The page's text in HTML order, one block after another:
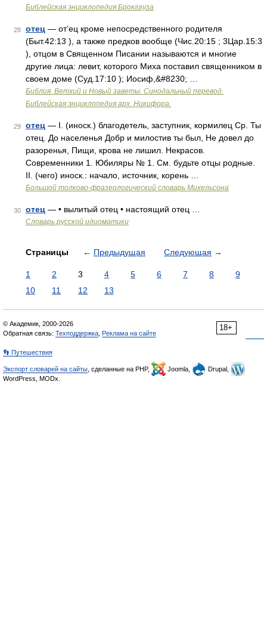
Библейская энциклопедия Брокгауза
28 отец — от’ец кроме непосредственного родителя
(Быт.42:13 ), а также предков вообще (Чис.20:15 ; 3Цар.15:3
), отцом в Священном Писании называются и многие
другие лица: левит, которого Миха поставил священником в
своем доме (Суд.17:10 ); Иосиф,&#8230; …
Библия. Ветхий и Новый заветы. Синодальный перевод.
Библейская энциклопедия арх. Никифора.
29 отец — I. (иноск.) благодетель, заступник, кормилец Ср. Ты
отец. До населенья Добр и милостив ты был, Не довел до
разоренья, Пищи, крова не лишил. Некрасов.
Современники 1. Юбиляры № 1. См. будьте отцы родные.
II. (чего) иноск.: начало, источник, корень …
Большой толково-фразеологический словарь Михельсона
30 отец — • вылитый отец • настоящий отец …
Словарь русской идиоматики
Страницы ← Предыдущая Следующая →
1 2 3 4 5 6 7 8
9
10
11 12 13
18+
© Академик, 2000-2026
Обратная связь: Техподдержка Реклама на сайте
👣 Путешествия
Экспорт словарей на сайты , сделанные на PHP, Joomla,
Drupal,
WordPress, MODx.